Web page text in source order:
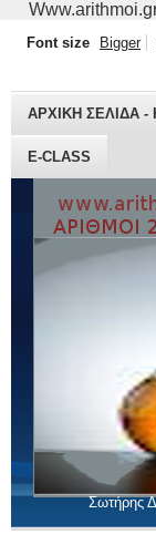
Www.arithmoi.gr
Σωτήρης
ΑΡΧΙΚΗ ΣΕΛΙΔΑ -
E-CLASS
Font size Bigger